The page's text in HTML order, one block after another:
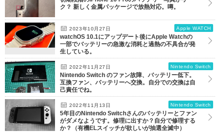
ク？ 新しく金属パッケージで放熱対応。噂。
2023年10月27日 Apple WATCH
watchOS 10.1にアップデート後にApple Watchの
一部でバッテリーの急激な消耗と過熱の不具合が発
生している。
2022年11月27日 Nintendo Switch
Nintendo Switch のファン故障、バッテリー低下。
互換ファン、バッテリーへ交換。自分での交換は自
己責任でね。
2022年11月13日 Nintendo Switch
5年目のNintendo Switchさんのバッテリーとファン
がダメなようです。修理に出すか？自分で修理する
か？（有機ELスイッチが欲しいが抽選全滅中）